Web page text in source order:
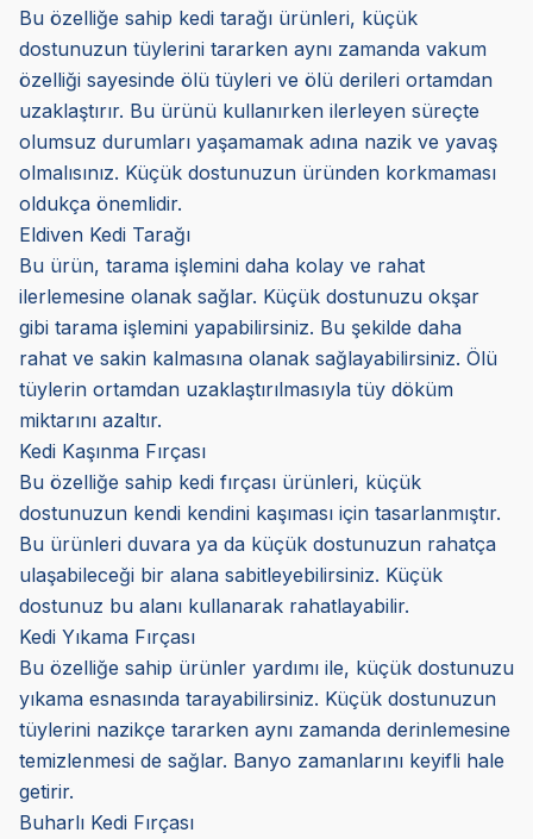
Bu özelliğe sahip kedi tarağı ürünleri, küçük
dostunuzun tüylerini tararken aynı zamanda vakum
özelliği sayesinde ölü tüyleri ve ölü derileri ortamdan
uzaklaştırır. Bu ürünü kullanırken ilerleyen süreçte
olumsuz durumları yaşamamak adına nazik ve yavaş
olmalısınız. Küçük dostunuzun üründen korkmaması
oldukça önemlidir.
Eldiven Kedi Tarağı
Bu ürün, tarama işlemini daha kolay ve rahat
ilerlemesine olanak sağlar. Küçük dostunuzu okşar
gibi tarama işlemini yapabilirsiniz. Bu şekilde daha
rahat ve sakin kalmasına olanak sağlayabilirsiniz. Ölü
tüylerin ortamdan uzaklaştırılmasıyla tüy döküm
miktarını azaltır.
Kedi Kaşınma Fırçası
Bu özelliğe sahip kedi fırçası ürünleri, küçük
dostunuzun kendi kendini kaşıması için tasarlanmıştır.
Bu ürünleri duvara ya da küçük dostunuzun rahatça
ulaşabileceği bir alana sabitleyebilirsiniz. Küçük
dostunuz bu alanı kullanarak rahatlayabilir.
Kedi Yıkama Fırçası
Bu özelliğe sahip ürünler yardımı ile, küçük dostunuzu
yıkama esnasında tarayabilirsiniz. Küçük dostunuzun
tüylerini nazikçe tararken aynı zamanda derinlemesine
temizlenmesi de sağlar. Banyo zamanlarını keyifli hale
getirir.
Buharlı Kedi Fırçası